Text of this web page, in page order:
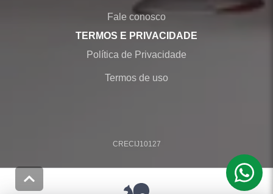
Fale conosco
TERMOS E PRIVACIDADE
Política de Privacidade
Termos de uso
CRECIJ10127